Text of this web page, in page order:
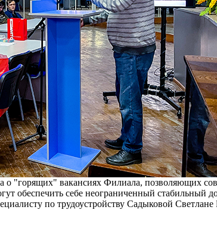
о "горящих" вакансиях Филиала, позволяющих
обеспечить себе неограниченный стабильный
по трудоустройству Садыковой